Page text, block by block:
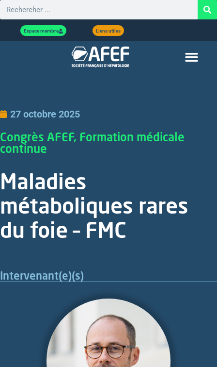
Espace membre Liens utiles
27 octobre 2025
Congrès AFEF, Formation médicale
continue
Maladies
métaboliques rares
du foie – FMC
Intervenant(e)(s)